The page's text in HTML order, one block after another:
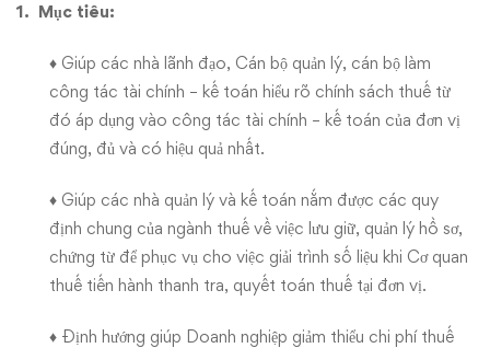
1. Mục tiêu:
♦ Giúp các nhà lãnh đạo, Cán bộ quản lý, cán bộ làm
công tác tài chính – kế toán hiểu rõ chính sách thuế từ
đó áp dụng vào công tác tài chính – kế toán của đơn vị
đúng, đủ và có hiệu quả nhất.
♦ Giúp các nhà quản lý và kế toán nắm được các quy
định chung của ngành thuế về việc lưu giữ, quản lý hồ sơ,
chứng từ để phục vụ cho việc giải trình số liệu khi Cơ quan
thuế tiến hành thanh tra, quyết toán thuế tại đơn vị.
♦ Định hướng giúp Doanh nghiệp giảm thiểu chi phí thuế